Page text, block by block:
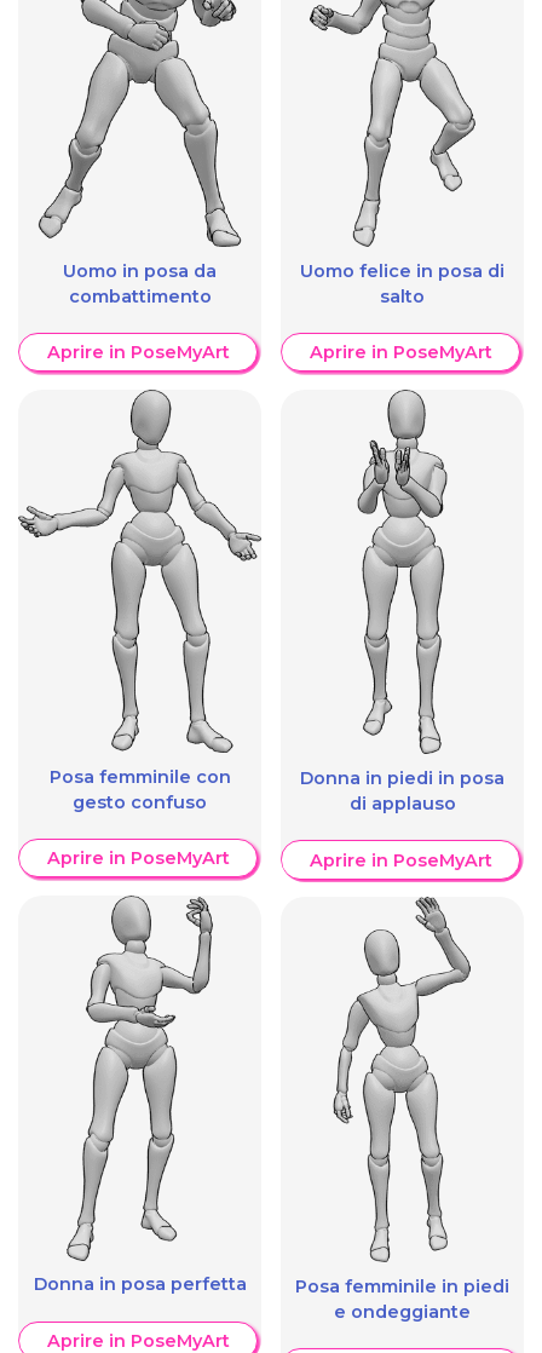
Uomo in posa da
combattimento
Aprire in PoseMyArt
Posa femminile con
gesto confuso
Aprire in PoseMyArt
Donna in posa perfetta
Aprire in PoseMyArt
Uomo felice in posa di
salto
Aprire in PoseMyArt
Donna in piedi in posa
di applauso
Aprire in PoseMyArt
Posa femminile in piedi
e ondeggiante